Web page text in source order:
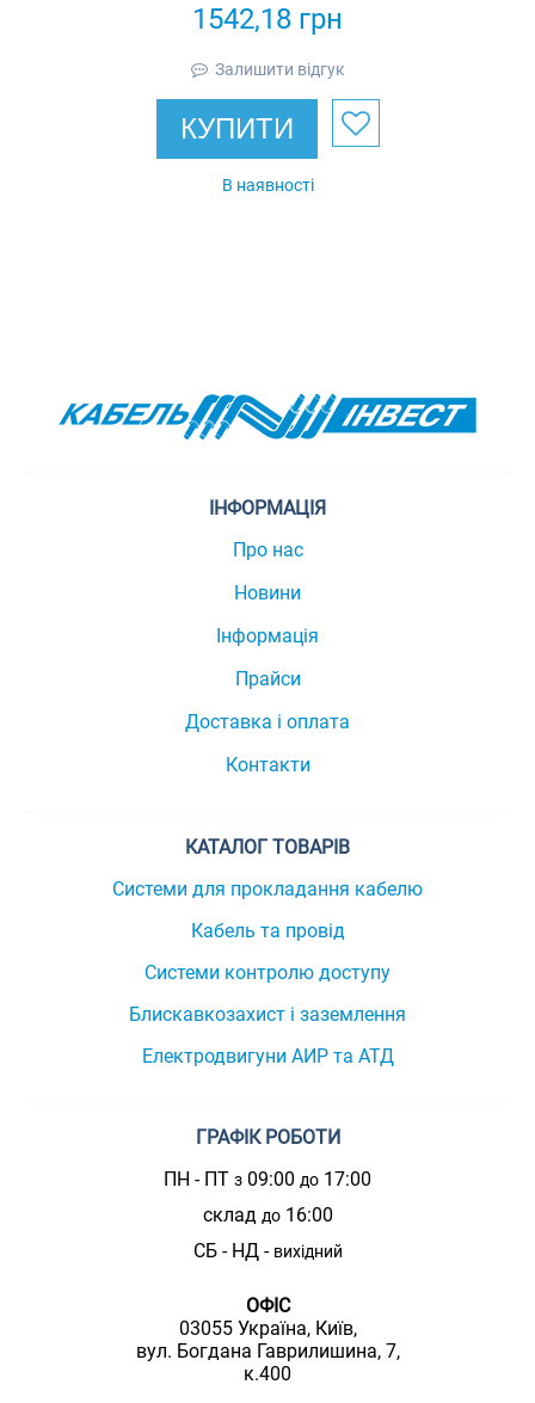
1542,18 грн
Залишити відгук
КУПИТИ
В наявності
ІНФОРМАЦІЯ
Про нас
Новини
Інформація
Прайси
Доставка і оплата
Контакти
КАТАЛОГ ТОВАРІВ
Системи для прокладання кабелю
Кабель та провід
Системи контролю доступу
Блискавкозахист і заземлення
Електродвигуни АИР та АТД
ГРАФІК РОБОТИ
ПН - ПТ з 09:00 до 17:00
склад до16:00
СБ - НД - вихідний
ОФІС
03055 Україна, Київ,
вул. Богдана Гаврилишина, 7,
к.400